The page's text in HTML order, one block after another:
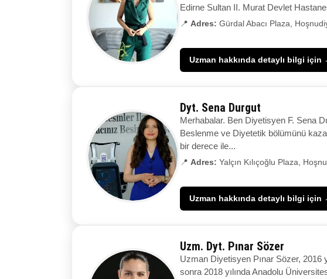
Edirne Sultan II. Murat Devlet
📍 Adres: Gürdal Abacı Plaza,
Uzman hakkında detaylı bilgi için
Dyt. Sena Durgut
Merhabalar. Ben Diyetisyen F. Sena
Beslenme ve Diyetetik bölümünü
bir derece ile...
📍 Adres: Yalçın Kılıçoğlu Plaza,
Uzman hakkında detaylı bilgi için
Uzm. Dyt. Pınar Sözer
Uzman Diyetisyen Pınar Sözer, 2016
sonra 2018 yılında Anadolu